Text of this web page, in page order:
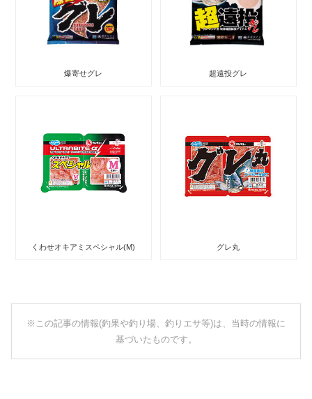
爆寄せグレ 超遠投グレ
くわせオキアミスペシャル(M) グレ丸
※この記事の情報(釣果や釣り場、釣りエサ等)は、当時の情報に
基づいたものです。